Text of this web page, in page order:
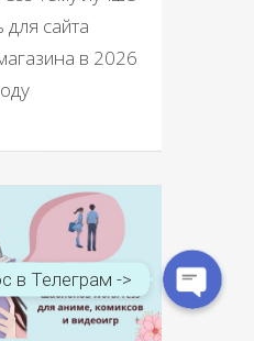
для сайта
в 2026
в Телеграм ->